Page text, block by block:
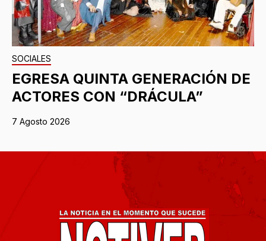
SOCIALES
EGRESA QUINTA GENERACIÓN DE
ACTORES CON “DRÁCULA”
7 Agosto 2026